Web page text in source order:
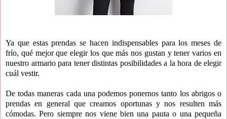
Ya que estas prendas se hacen indispensables para los meses de
frío, qué mejor que elegir los que más nos gustan y tener varios en
nuestro armario para tener distintas posibilidades a la hora de elegir
cuál vestir.
De todas maneras cada una podemos ponernos tanto los abrigos o
prendas en general que creamos oportunas y nos resulten más
cómodas. Pero siempre nos viene bien una pauta o una pequeña